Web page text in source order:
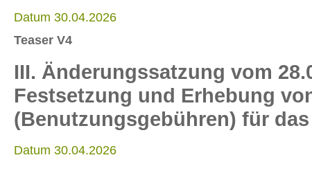
Datum 30.04.2026
Teaser V4
III. Änderungssatzung vom
Festsetzung und Erhebung
(Benutzungsgebühren) für
Datum 30.04.2026